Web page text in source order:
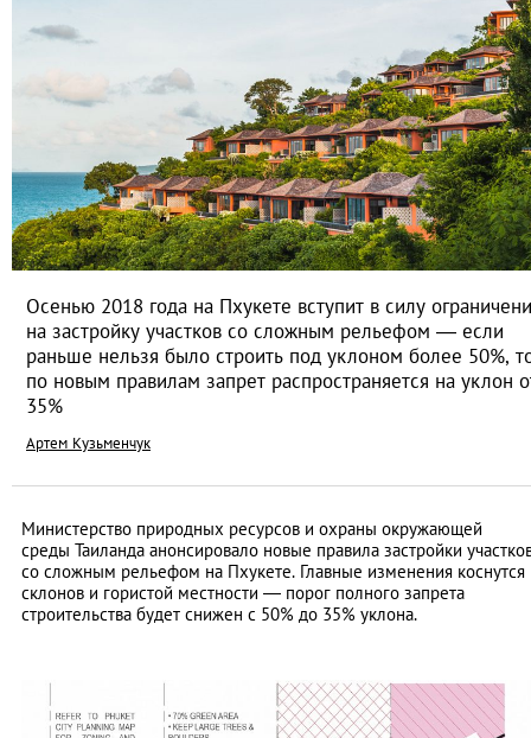
Осенью 2018 года на Пхукете вступит в силу
на застройку участков со сложным рельефом — если
раньше нельзя было строить под уклоном более 50%,
по новым правилам запрет распространяется на уклон
35%
Артем Кузьменчук
Министерство природных ресурсов и охраны окружающей
среды Таиланда анонсировало новые правила застройки
со сложным рельефом на Пхукете. Главные изменения коснутся
склонов и гористой местности — порог полного запрета
строительства будет снижен с 50% до 35% уклона.